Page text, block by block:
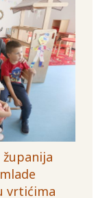
vrtićima